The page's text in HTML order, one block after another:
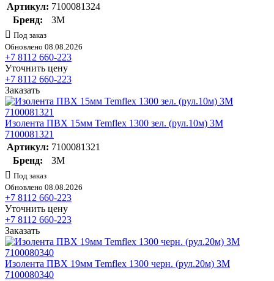
Артикул: 7100081324
Бренд:
3М
Под заказ
Обновлено 08.08.2026
+7 8112 660-223
Уточнить цену
+7 8112 660-223
Заказать
Изолента ПВХ 15мм Temflex 1300 зел. (рул.10м) 3М
7100081321
Артикул: 7100081321
Бренд:
3М
Под заказ
Обновлено 08.08.2026
+7 8112 660-223
Уточнить цену
+7 8112 660-223
Заказать
Изолента ПВХ 19мм Temflex 1300 черн. (рул.20м) 3М
7100080340